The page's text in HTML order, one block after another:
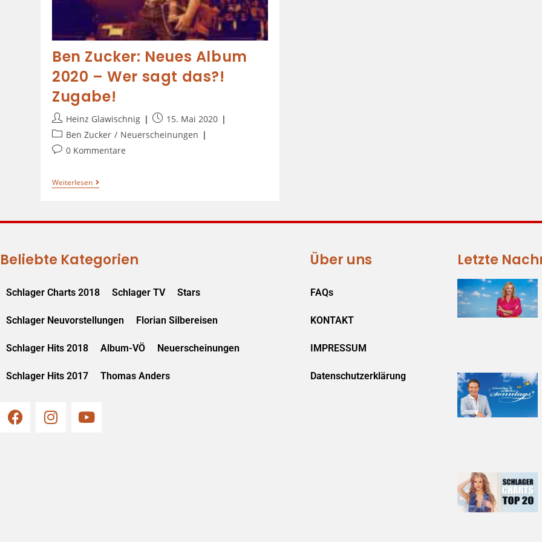
Ben Zucker: Neues Album
2020 – Wer sagt das?!
Zugabe!
Heinz Glawischnig
15. Mai 2020
Ben Zucker / Neuerscheinungen
0 Kommentare
Weiterlesen
Beliebte Kategorien
Schlager Charts 2018 Schlager TV Stars
Schlager Neuvorstellungen Florian Silbereisen
Schlager Hits 2018 Album-VÖ Neuerscheinungen
Schlager Hits 2017 Thomas Anders
Über uns
FAQs
KONTAKT
IMPRESSUM
Datenschutzerklärung
Letzte